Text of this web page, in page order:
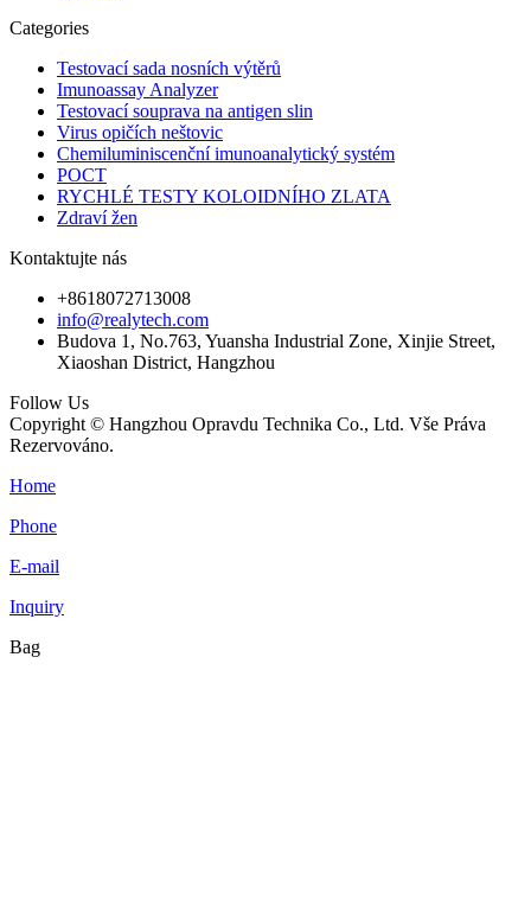
Categories
Testovací sada nosních výtěrů
Imunoassay Analyzer
Testovací souprava na antigen slin
Virus opičích neštovic
Chemiluminiscenční imunoanalytický systém
POCT
RYCHLÉ TESTY KOLOIDNÍHO ZLATA
Zdraví žen
Kontaktujte nás
+8618072713008
info@realytech.com
Budova 1, No.763, Yuansha Industrial Zone, Xinjie Street,
Xiaoshan District, Hangzhou
Follow Us
Copyright © Hangzhou Opravdu Technika Co., Ltd. Vše Práva
Rezervováno.
Home
Phone
E-mail
Inquiry
Bag